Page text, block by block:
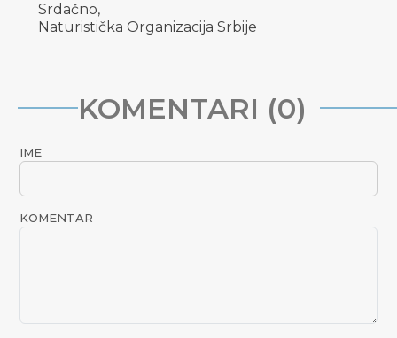
Srdačno,
Naturistička Organizacija Srbije
KOMENTARI (0)
IME
KOMENTAR